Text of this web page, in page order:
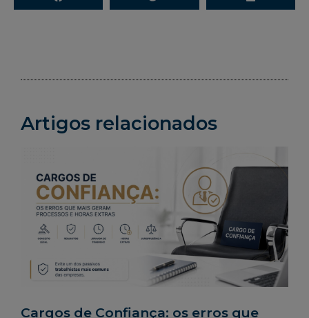
Artigos relacionados
Cargos de Confiança: os erros que